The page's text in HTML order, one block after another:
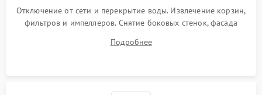
Отключение от сети и перекрытие воды. Извлечение корзин,
фильтров и импеллеров. Снятие боковых стенок, фасада
циркуляционному насосу, ТЭНу и сливной помпе.
Подробнее